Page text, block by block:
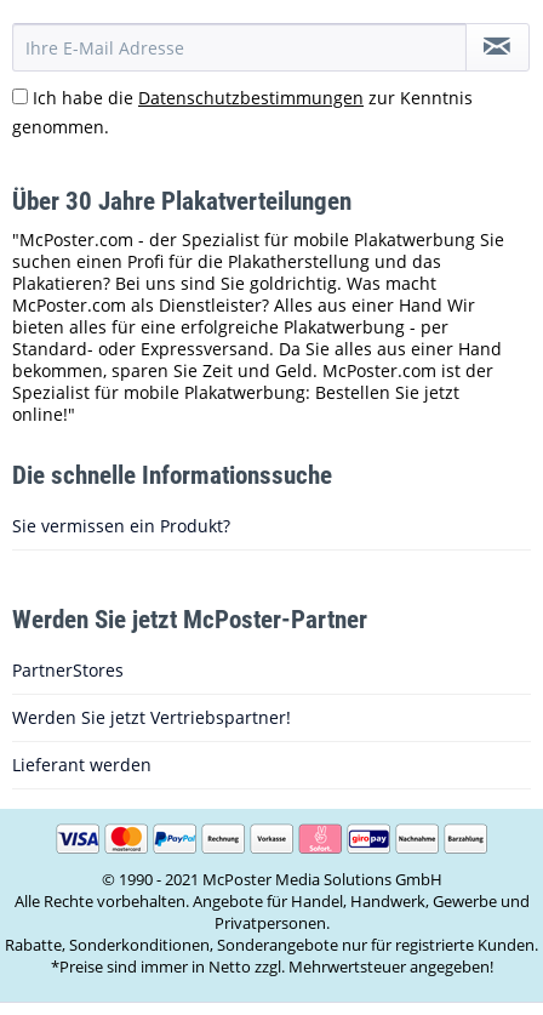
Ich habe die Datenschutzbestimmungen zur Kenntnis
genommen.
Über 30 Jahre Plakatverteilungen
"McPoster.com - der Spezialist für mobile Plakatwerbung Sie
suchen einen Profi für die Plakatherstellung und das
Plakatieren? Bei uns sind Sie goldrichtig. Was macht
McPoster.com als Dienstleister? Alles aus einer Hand Wir
bieten alles für eine erfolgreiche Plakatwerbung - per
Standard- oder Expressversand. Da Sie alles aus einer Hand
bekommen, sparen Sie Zeit und Geld. McPoster.com ist der
Spezialist für mobile Plakatwerbung: Bestellen Sie jetzt
online!"
Die schnelle Informationssuche
Sie vermissen ein Produkt?
Werden Sie jetzt McPoster-Partner
PartnerStores
Werden Sie jetzt Vertriebspartner!
Lieferant werden
© 1990 - 2021 McPoster Media Solutions GmbH
Alle Rechte vorbehalten. Angebote für Handel, Handwerk, Gewerbe und
Privatpersonen.
Rabatte, Sonderkonditionen, Sonderangebote nur für registrierte Kunden.
*Preise sind immer in Netto zzgl. Mehrwertsteuer angegeben!